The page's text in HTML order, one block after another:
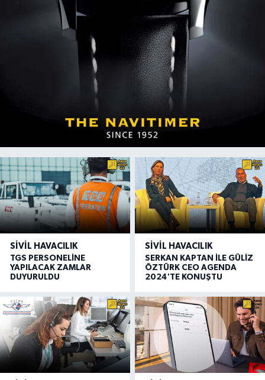
SIVIL HAVACILIK
TGS PERSONELİNE
YAPILACAK ZAMLAR
DUYURULDU
SIVIL HAVACILIK
SERKAN KAPTAN İLE GÜLİZ
ÖZTÜRK CEO AGENDA
2024'TE KONUŞTU